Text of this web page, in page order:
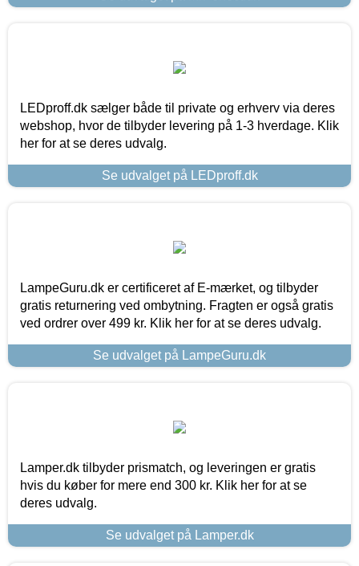
LEDproff.dk sælger både til private og erhverv via deres
webshop, hvor de tilbyder levering på 1-3 hverdage. Klik
her for at se deres udvalg.
Se udvalget på LEDproff.dk
LampeGuru.dk er certificeret af E-mærket, og tilbyder
gratis returnering ved ombytning. Fragten er også gratis
ved ordrer over 499 kr. Klik her for at se deres udvalg.
Se udvalget på LampeGuru.dk
Lamper.dk tilbyder prismatch, og leveringen er gratis
hvis du køber for mere end 300 kr. Klik her for at se
deres udvalg.
Se udvalget på Lamper.dk